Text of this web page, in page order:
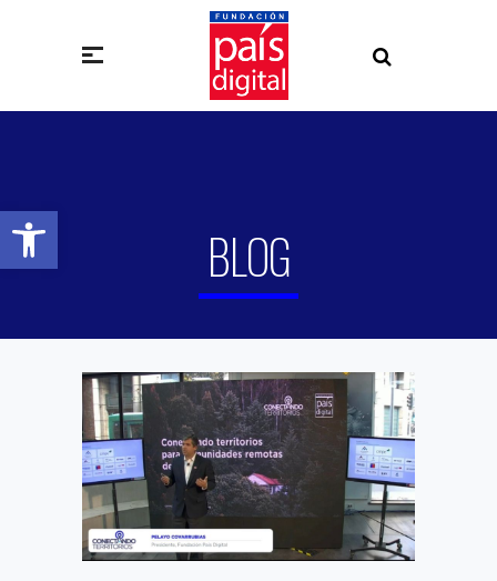
Abrir barra de herramientas
BLOG